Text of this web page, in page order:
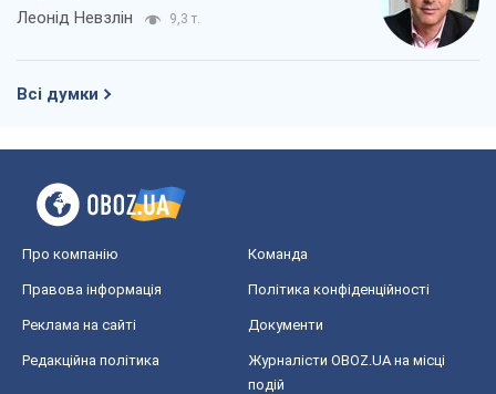
Леонід Невзлін 9,3 т.
Всі думки
Про компанію Команда
Правова інформація Політика конфіденційності
Реклама на сайті Документи
Редакційна політика
Журналісти OBOZ.UA на місці
подій